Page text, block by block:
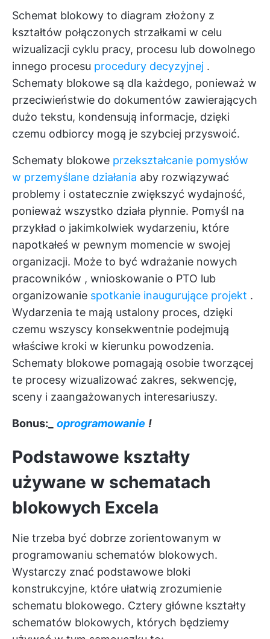
Schemat blokowy to diagram złożony z
kształtów połączonych strzałkami w celu
wizualizacji cyklu pracy, procesu lub dowolnego
innego procesu procedury decyzyjnej .
Schematy blokowe są dla każdego, ponieważ w
przeciwieństwie do dokumentów zawierających
dużo tekstu, kondensują informacje, dzięki
czemu odbiorcy mogą je szybciej przyswoić.
Schematy blokowe przekształcanie pomysłów
w przemyślane działania aby rozwiązywać
problemy i ostatecznie zwiększyć wydajność,
ponieważ wszystko działa płynnie. Pomyśl na
przykład o jakimkolwiek wydarzeniu, które
napotkałeś w pewnym momencie w swojej
organizacji. Może to być wdrażanie nowych
pracowników , wnioskowanie o PTO lub
organizowanie spotkanie inaugurujące projekt .
Wydarzenia te mają ustalony proces, dzięki
czemu wszyscy konsekwentnie podejmują
właściwe kroki w kierunku powodzenia.
Schematy blokowe pomagają osobie tworzącej
te procesy wizualizować zakres, sekwencję,
sceny i zaangażowanych interesariuszy.
Bonus:_ oprogramowanie !
Podstawowe kształty
używane w schematach
blokowych Excela
Nie trzeba być dobrze zorientowanym w
programowaniu schematów blokowych.
Wystarczy znać podstawowe bloki
konstrukcyjne, które ułatwią zrozumienie
schematu blokowego. Cztery główne kształty
schematów blokowych, których będziemy